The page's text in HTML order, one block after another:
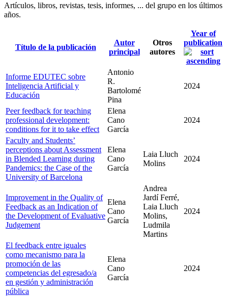
Artículos, libros, revistas, tesis, informes, ... del grupo en los últimos
años.
Título de la publicación
Autor
principal
Otros
autores
Year of
publication
Informe EDUTEC sobre
Inteligencia Artificial y
Educación
Antonio
R.
Bartolomé
Pina
2024
Peer feedback for teaching
professional development:
conditions for it to take effect
Elena
Cano
García
2024
Faculty and Studentsʼ
perceptions about Assessment
in Blended Learning during
Pandemics: the Case of the
University of Barcelona
Elena
Cano
García
Laia Lluch
Molins
2024
Improvement in the Quality of
Feedback as an Indication of
the Development of Evaluative
Judgement
Elena
Cano
García
Andrea
Jardí Ferré,
Laia Lluch
Molins,
Ludmila
Martins
2024
El feedback entre iguales
como mecanismo para la
promoción de las
competencias del egresado/a
en gestión y administración
pública
Elena
Cano
García
2024